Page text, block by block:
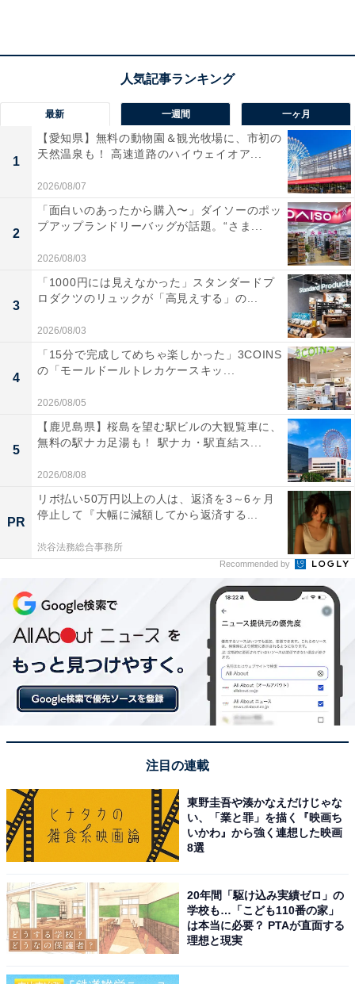
交通手段：JR水郡線 磐城石川駅から車・タクシーで10
分（送迎あり・要予約）／あぶくま高原道路 福島空港IC
大人1名（参考価格）：1万4300円
※料金は公式Webサイト参考価格
※プラン・部屋により価格は変動します
チェックイン・チェックアウト
チェックイン：15:00
チェックアウト：10:00
※プランにより時間が異なる可能性があります
あわせて読みたい
【福島県の人気ホテル】「母畑温泉 八幡屋」
は至高のおもてなしと天望大露天風呂が魅力
「磐梯熱海温泉 ホテル華の湯」は30種類の湯巡り
最新 一週間 一ヶ月
1
【愛知県】無料の動物園＆観光牧場に、市初の
天然温泉も！ 高速道路のハイウェイオア...
2026/08/07
2
「面白いのあったから購入〜」ダイソーのポッ
プアップランドリーバッグが話題。“さま...
2026/08/03
3
「1000円には見えなかった」スタンダードプ
ロダクツのリュックが「高見えする」の...
2026/08/03
4
「15分で完成してめちゃ楽しかった」3COINS
の「モールドールトレカケースキッ...
2026/08/05
5
【鹿児島県】桜島を望む駅ビルの大観覧車に、
無料の駅ナカ足湯も！ 駅ナカ・駅直結ス...
2026/08/08
PR
リボ払い50万円以上の人は、返済を3～6ヶ月
停止して『大幅に減額してから返済する...
渋谷法務総合事務所
Recommended by
注目の連載
東野圭吾や湊かなえだけじゃな
い、「業と罪」を描く『映画ち
いかわ』から強く連想した映画
8選
20年間「駆け込み実績ゼロ」の
学校も…「こども110番の家」
は本当に必要？ PTAが直面する
理想と現実